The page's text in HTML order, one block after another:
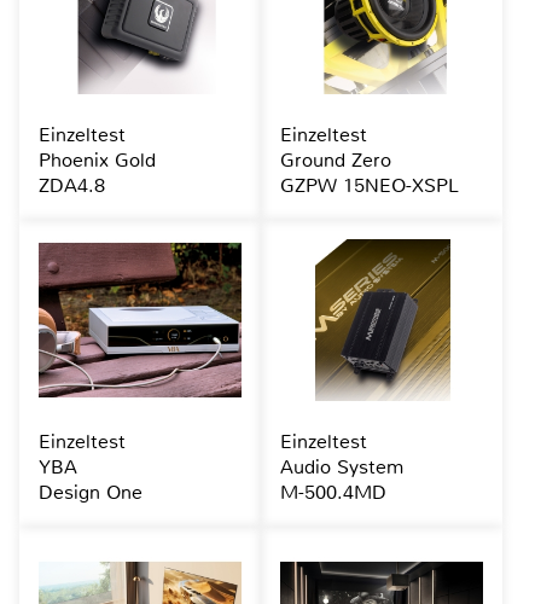
Einzeltest
Phoenix Gold
ZDA4.8
Einzeltest
Ground Zero
GZPW 15NEO-XSPL
Einzeltest
YBA
Design One
Einzeltest
Audio System
M-500.4MD